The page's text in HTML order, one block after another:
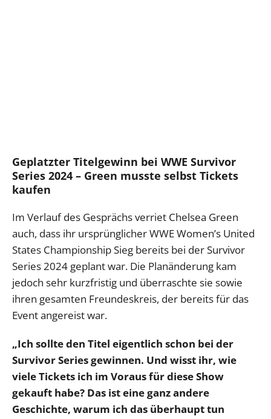
Geplatzter Titelgewinn bei WWE Survivor
Series 2024 – Green musste selbst Tickets
kaufen
Im Verlauf des Gesprächs verriet Chelsea Green
auch, dass ihr ursprünglicher WWE Women’s United
States Championship Sieg bereits bei der Survivor
Series 2024 geplant war. Die Planänderung kam
jedoch sehr kurzfristig und überraschte sie sowie
ihren gesamten Freundeskreis, der bereits für das
Event angereist war.
„Ich sollte den Titel eigentlich schon bei der
Survivor Series gewinnen. Und wisst ihr, wie
viele Tickets ich im Voraus für diese Show
gekauft habe? Das ist eine ganz andere
Geschichte, warum ich das überhaupt tun